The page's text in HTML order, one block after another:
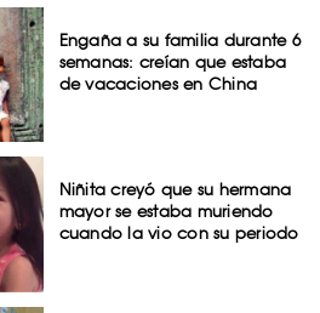
Engaña a su familia durante 6
semanas: creían que estaba
de vacaciones en China
Niñita creyó que su hermana
mayor se estaba muriendo
cuando la vio con su periodo